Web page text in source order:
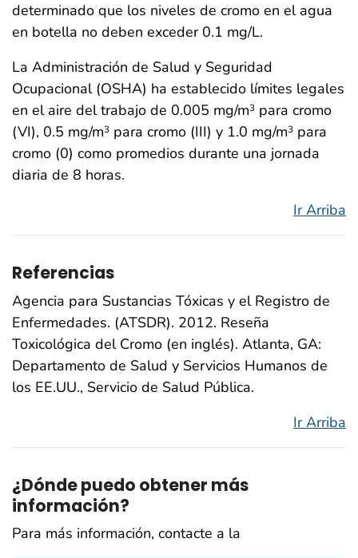
determinado que los niveles de cromo en el agua
en botella no deben exceder 0.1 mg/L.
La Administración de Salud y Seguridad
Ocupacional (OSHA) ha establecido límites legales
en el aire del trabajo de 0.005 mg/m3 para cromo
(VI), 0.5 mg/m3 para cromo (III) y 1.0 mg/m3 para
cromo (0) como promedios durante una jornada
diaria de 8 horas.
Ir Arriba
Referencias
Agencia para Sustancias Tóxicas y el Registro de
Enfermedades. (ATSDR). 2012. Reseña
Toxicológica del Cromo (en inglés). Atlanta, GA:
Departamento de Salud y Servicios Humanos de
los EE.UU., Servicio de Salud Pública.
Ir Arriba
¿Dónde puedo obtener más
información?
Para más información, contacte a la